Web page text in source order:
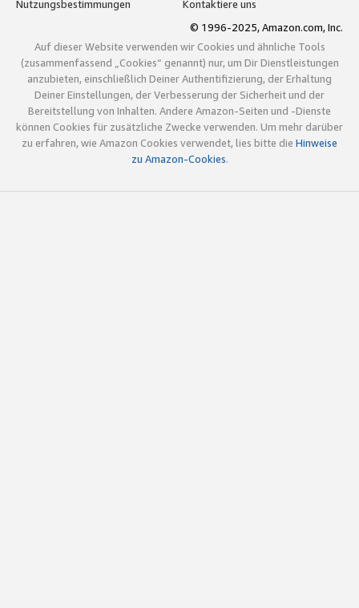
Nutzungsbestimmungen
Kontaktiere uns
© 1996-2025, Amazon.com, Inc.
Auf dieser Website verwenden wir Cookies und ähnliche Tools
(zusammenfassend „Cookies“ genannt) nur, um Dir Dienstleistungen
anzubieten, einschließlich Deiner Authentifizierung, der Erhaltung
Deiner Einstellungen, der Verbesserung der Sicherheit und der
Bereitstellung von Inhalten. Andere Amazon-Seiten und -Dienste
können Cookies für zusätzliche Zwecke verwenden. Um mehr darüber
zu erfahren, wie Amazon Cookies verwendet, lies bitte die Hinweise
zu Amazon-Cookies.